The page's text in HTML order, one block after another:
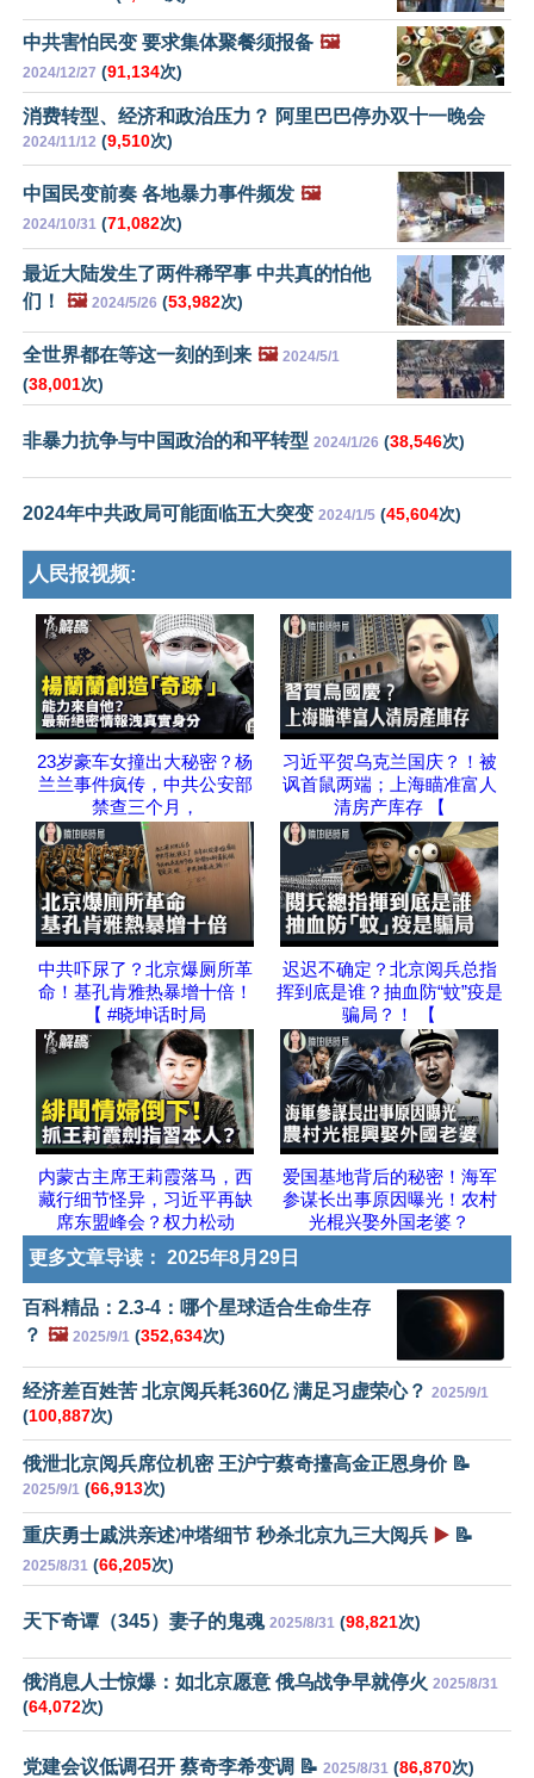
中共害怕民变 要求集体聚餐须报备 🖼️
2024/12/27 (91,134次)
消费转型、经济和政治压力？ 阿里巴巴停办双十一晚会
2024/11/12 (9,510次)
中国民变前奏 各地暴力事件频发 🖼️
2024/10/31 (71,082次)
最近大陆发生了两件稀罕事 中共真的怕他
们！
🖼️ 2024/5/26 (53,982次)
全世界都在等这一刻的到来 🖼️ 2024/5/1
(38,001次)
非暴力抗争与中国政治的和平转型 2024/1/26 (38,546次)
2024年中共政局可能面临五大突变 2024/1/5 (45,604次)
人民报视频:
23岁豪车女撞出大秘密？杨
兰兰事件疯传，中共公安部
禁查三个月，
习近平贺乌克兰国庆？！被
讽首鼠两端；上海瞄准富人
清房产库存 【
中共吓尿了？北京爆厕所革
命！基孔肯雅热暴增十倍！
【 #晓坤话时局
迟迟不确定？北京阅兵总指
挥到底是谁？抽血防“蚊”疫是
骗局？！ 【
内蒙古主席王莉霞落马，西
藏行细节怪异，习近平再缺
席东盟峰会？权力松动
爱国基地背后的秘密！海军
参谋长出事原因曝光！农村
光棍兴娶外国老婆？
更多文章导读： 2025年8月29日
百科精品：2.3-4：哪个星球适合生命生存
？ 🖼️ 2025/9/1 (352,634次)
经济差百姓苦 北京阅兵耗360亿 满足习虚荣心？ 2025/9/1
(100,887次)
俄泄北京阅兵席位机密 王沪宁蔡奇擡高金正恩身价 📝
2025/9/1 (66,913次)
重庆勇士戚洪亲述冲塔细节 秒杀北京九三大阅兵 ▶️ 📝
2025/8/31 (66,205次)
天下奇谭（345）妻子的鬼魂 2025/8/31 (98,821次)
俄消息人士惊爆：如北京愿意 俄乌战争早就停火 2025/8/31
(64,072次)
党建会议低调召开 蔡奇李希变调 📝 2025/8/31 (86,870次)